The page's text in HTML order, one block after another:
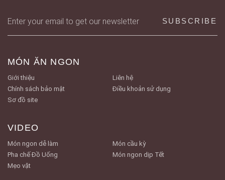
MÓN ĂN NGON
Giới thiệu
Liên hệ
Chính sách bảo mật
Điều khoản sử dụng
Sơ đồ site
VIDEO
Món ngon dễ làm
Món cầu kỳ
Pha chế Đồ Uống
Món ngon dịp Tết
Mẹo vặt